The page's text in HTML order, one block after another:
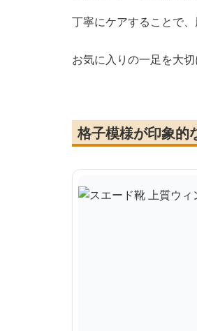
丁寧にケアすることで
お気に入りの一足を大切
格子模様が印象的